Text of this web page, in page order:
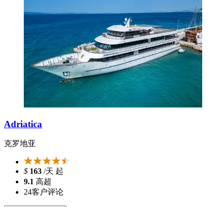
Adriatica
克罗地亚
$ 163 /天 起
9.1 高超
24客户评论